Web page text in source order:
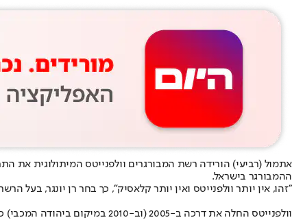
אתמול (רביעי) הורידה רשת המבורגרים וולפנייטס המיתולוגית את
ההמבורגר בישראל.
"זהו, אין יותר וולפנייטס ואין יותר קלאסיק", כך בחר רן יונגר, בעל הרשת, להודיע בפוסט נוקב בפייסבוק. "אחרי 10 שנים בפינת
וולפנייטס החלה את דרכה ב-